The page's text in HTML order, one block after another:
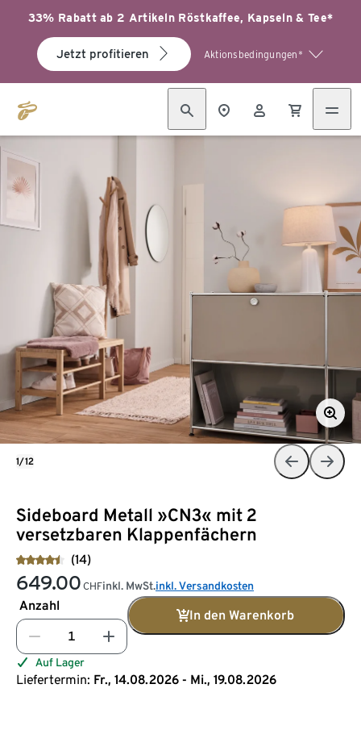
33% Rabatt ab 2 Artikeln Röstkaffee, Kapseln & Tee*
Jetzt profitieren Aktionsbedingungen*
Sideboard Metall »CN3« mit 2
versetzbaren Klappenfächern
(14)
649.00 CHFinkl. MwSt.inkl. Versandkosten
Anzahl
In den Warenkorb
Auf Lager
Liefertermin: Fr., 14.08.2026 - Mi., 19.08.2026
1/12